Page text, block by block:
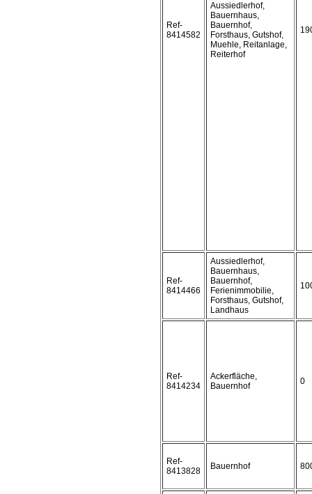
Ref-
8414582
Aussiedlerhof,
Bauernhaus,
Bauernhof,
Forsthaus, Gutshof,
Muehle, Reitanlage,
Reiterhof
Ref-
8414466
Aussiedlerhof,
Bauernhaus,
Bauernhof,
Ferienimmobilie,
Forsthaus, Gutshof,
Landhaus
Ref-
8414234
Ackerfläche,
Bauernhof
0
Ref-
8413828
Bauernhof